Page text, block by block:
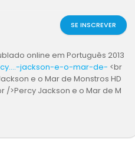
SE INSCREVER
online em Português 2013
jackson-e-o-mar-de- <br
e o Mar de Monstros HD
/>Percy Jackson e o Mar de M
o Mar de Monstros 2013 grati
2013 filme online <br />P